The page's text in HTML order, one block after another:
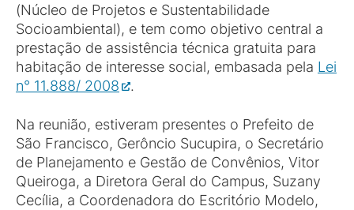
(Núcleo de Projetos e Sustentabilidade
Socioambiental), e tem como objetivo central a
prestação de assistência técnica gratuita para
habitação de interesse social, embasada pela Lei
n° 11.888/ 2008
.
Na reunião, estiveram presentes o Prefeito de
São Francisco, Gerôncio Sucupira, o Secretário
de Planejamento e Gestão de Convênios, Vitor
Queiroga, a Diretora Geral do Campus, Suzany
Cecília, a Coordenadora do Escritório Modelo,